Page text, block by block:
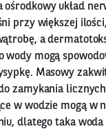
ośrodkowy układ
przy większej
a
wody mogą
Masowy
zamykania
w wodzie mogą w
dlatego taka woda